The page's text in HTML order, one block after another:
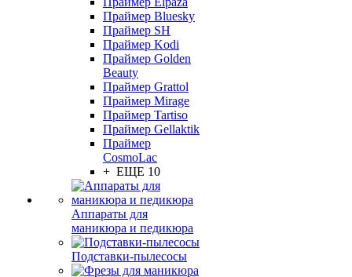
Праймер Bluesky
Праймер SH
Праймер Kodi
Праймер Golden
Beauty
Праймер Grattol
Праймер Mirage
Праймер Tartiso
Праймер Gellaktik
Праймер
CosmoLac
+ ЕЩЕ 10
Аппараты для
маникюра и педикюра
Подставки-пылесосы